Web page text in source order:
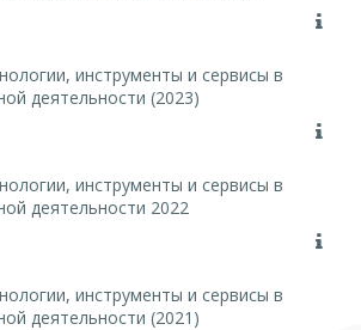
инструменты и сервисы в
деятельности (2023)
инструменты и сервисы в
деятельности 2022
инструменты и сервисы в
деятельности (2021)